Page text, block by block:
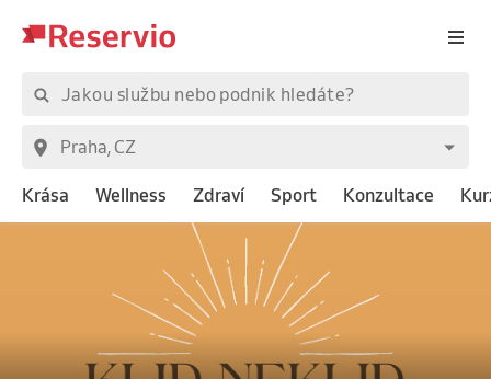
Krása Wellness Zdraví Sport Konzultace